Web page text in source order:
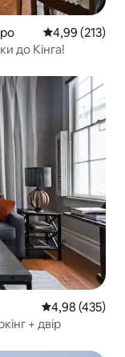
Середня
4,99 (213)
до Кінга!
Середня
4,98 (435)
+ двір